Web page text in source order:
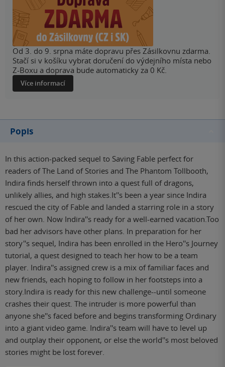
Od 3. do 9. srpna máte dopravu přes Zásilkovnu zdarma.
Stačí si v košíku vybrat doručení do výdejního místa nebo
Z-Boxu a doprava bude automaticky za 0 Kč.
Více informací
Popis
In this action-packed sequel to Saving Fable perfect for
readers of The Land of Stories and The Phantom Tollbooth,
Indira finds herself thrown into a quest full of dragons,
unlikely allies, and high stakes.It''s been a year since Indira
rescued the city of Fable and landed a starring role in a story
of her own. Now Indira''s ready for a well-earned vacation.Too
bad her advisors have other plans. In preparation for her
story''s sequel, Indira has been enrolled in the Hero''s Journey
tutorial, a quest designed to teach her how to be a team
player. Indira''s assigned crew is a mix of familiar faces and
new friends, each hoping to follow in her footsteps into a
story.Indira is ready for this new challenge--until someone
crashes their quest. The intruder is more powerful than
anyone she''s faced before and begins transforming Ordinary
into a giant video game. Indira''s team will have to level up
and outplay their opponent, or else the world''s most beloved
stories might be lost forever.